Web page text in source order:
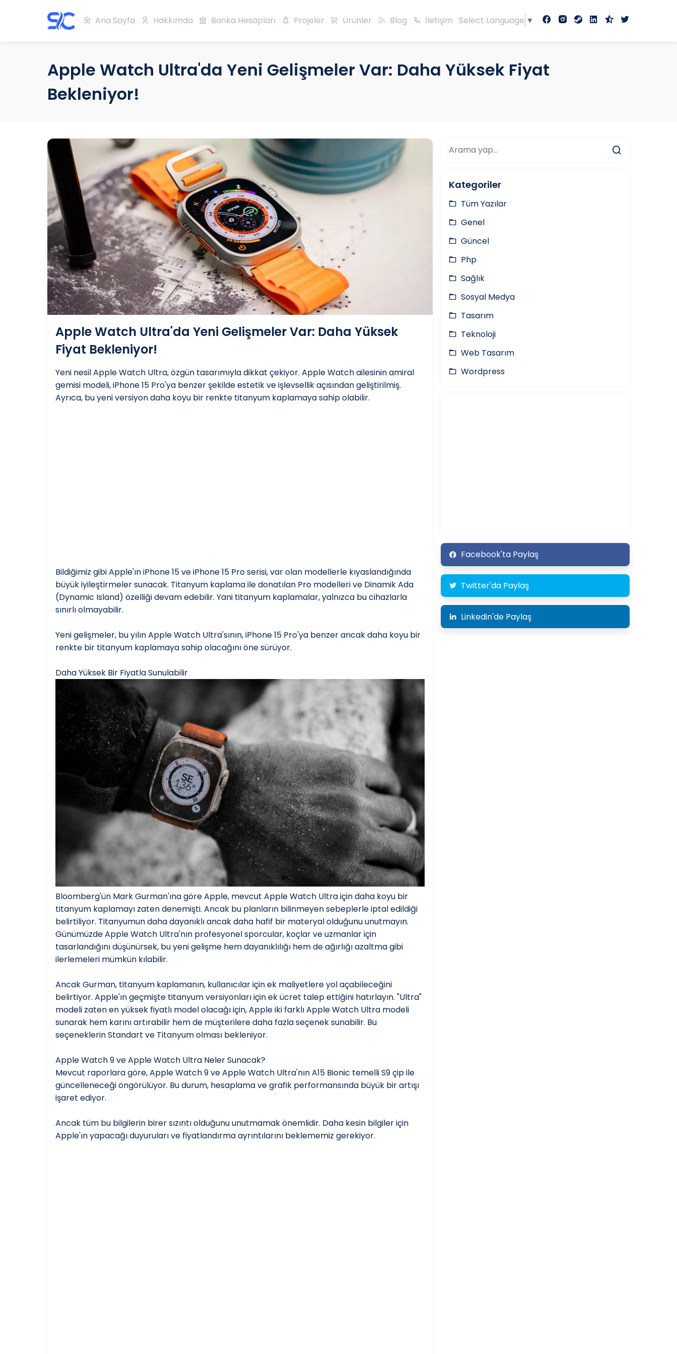
Ana Sayfa Hakkımda Banka Hesapları Projeler Ürünler Blog İletişim Select Language ▼
Apple Watch Ultra'da Yeni Gelişmeler Var: Daha Yüksek Fiyat
Bekleniyor!
Apple Watch Ultra'da Yeni Gelişmeler Var: Daha Yüksek
Fiyat Bekleniyor!
Yeni nesil Apple Watch Ultra, özgün tasarımıyla dikkat çekiyor. Apple Watch ailesinin amiral
gemisi modeli, iPhone 15 Pro'ya benzer şekilde estetik ve işlevsellik açısından geliştirilmiş.
Ayrıca, bu yeni versiyon daha koyu bir renkte titanyum kaplamaya sahip olabilir.
Bildiğimiz gibi Apple'ın iPhone 15 ve iPhone 15 Pro serisi, var olan modellerle kıyaslandığında
büyük iyileştirmeler sunacak. Titanyum kaplama ile donatılan Pro modelleri ve Dinamik Ada
(Dynamic Island) özelliği devam edebilir. Yani titanyum kaplamalar, yalnızca bu cihazlarla
sınırlı olmayabilir.
Yeni gelişmeler, bu yılın Apple Watch Ultra'sının, iPhone 15 Pro'ya benzer ancak daha koyu bir
renkte bir titanyum kaplamaya sahip olacağını öne sürüyor.
Daha Yüksek Bir Fiyatla Sunulabilir
Bloomberg'ün Mark Gurman'ına göre Apple, mevcut Apple Watch Ultra için daha koyu bir
titanyum kaplamayı zaten denemişti. Ancak bu planların bilinmeyen sebeplerle iptal edildiği
belirtiliyor. Titanyumun daha dayanıklı ancak daha hafif bir materyal olduğunu unutmayın.
Günümüzde Apple Watch Ultra'nın profesyonel sporcular, koçlar ve uzmanlar için
tasarlandığını düşünürsek, bu yeni gelişme hem dayanıklılığı hem de ağırlığı azaltma gibi
ilerlemeleri mümkün kılabilir.
Ancak Gurman, titanyum kaplamanın, kullanıcılar için ek maliyetlere yol açabileceğini
belirtiyor. Apple'ın geçmişte titanyum versiyonları için ek ücret talep ettiğini hatırlayın. "Ultra"
modeli zaten en yüksek fiyatlı model olacağı için, Apple iki farklı Apple Watch Ultra modeli
sunarak hem karını artırabilir hem de müşterilere daha fazla seçenek sunabilir. Bu
seçeneklerin Standart ve Titanyum olması bekleniyor.
Apple Watch 9 ve Apple Watch Ultra Neler Sunacak?
Mevcut raporlara göre, Apple Watch 9 ve Apple Watch Ultra'nın A15 Bionic temelli S9 çip ile
güncelleneceği öngörülüyor. Bu durum, hesaplama ve grafik performansında büyük bir artışı
işaret ediyor.
Ancak tüm bu bilgilerin birer sızıntı olduğunu unutmamak önemlidir. Daha kesin bilgiler için
Apple'ın yapacağı duyuruları ve fiyatlandırma ayrıntılarını beklememiz gerekiyor.
Kategoriler
Tüm Yazılar
Genel
Güncel
Php
Sağlık
Sosyal Medya
Tasarım
Teknoloji
Web Tasarım
Wordpress
Facebook'ta Paylaş
Twitter'da Paylaş
Linkedin'de Paylaş